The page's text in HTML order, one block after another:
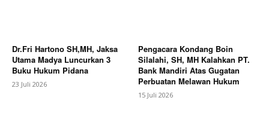
Dr.Fri Hartono SH,MH, Jaksa
Utama Madya Luncurkan 3
Buku Hukum Pidana
23 Juli 2026
Pengacara Kondang Boin
Silalahi, SH, MH Kalahkan PT.
Bank Mandiri Atas Gugatan
Perbuatan Melawan Hukum
15 Juli 2026